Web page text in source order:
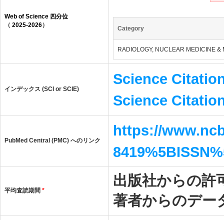
Web of Science 四分位
（ 2025-2026） Category
RADIOLOGY, NUCLEAR MEDICINE &
インデックス (SCI or SCIE)
Science
Science
PubMed Central (PMC) へのリンク
https://
平均査読期間 *
出版社からの許
著者からのデ